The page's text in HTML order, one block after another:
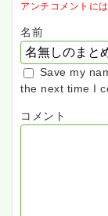
アンチコメントに
名前
Save my
the next time I
コメント